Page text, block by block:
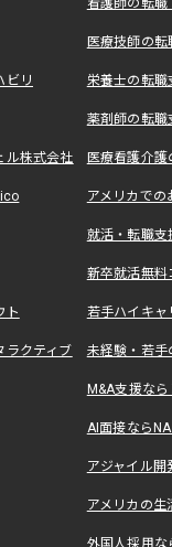
看護師の転
医療技師の
ビリ 栄養士の転
薬剤師の転
ル株式会社 医療看護介
アメリカで
就活・転職
新卒就活無料
ト 若手ハイキ
ラクティブ 未経験・若手
M&A支援な
AI面接なら
アジャイル
アメリカの
外国人採用